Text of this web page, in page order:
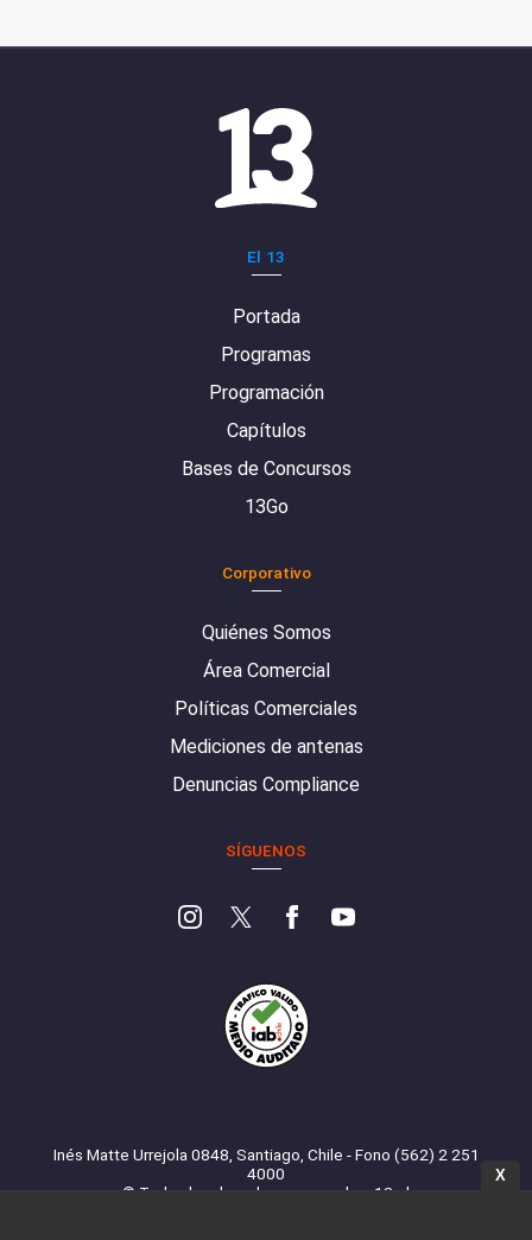
El 13
Portada
Programas
Programación
Capítulos
Bases de Concursos
13Go
Corporativo
Quiénes Somos
Área Comercial
Políticas Comerciales
Mediciones de antenas
Denuncias Compliance
SÍGUENOS
Inés Matte Urrejola 0848, Santiago, Chile - Fono (562) 2 251
4000
© Todos los derechos reservados. 13.cl
X